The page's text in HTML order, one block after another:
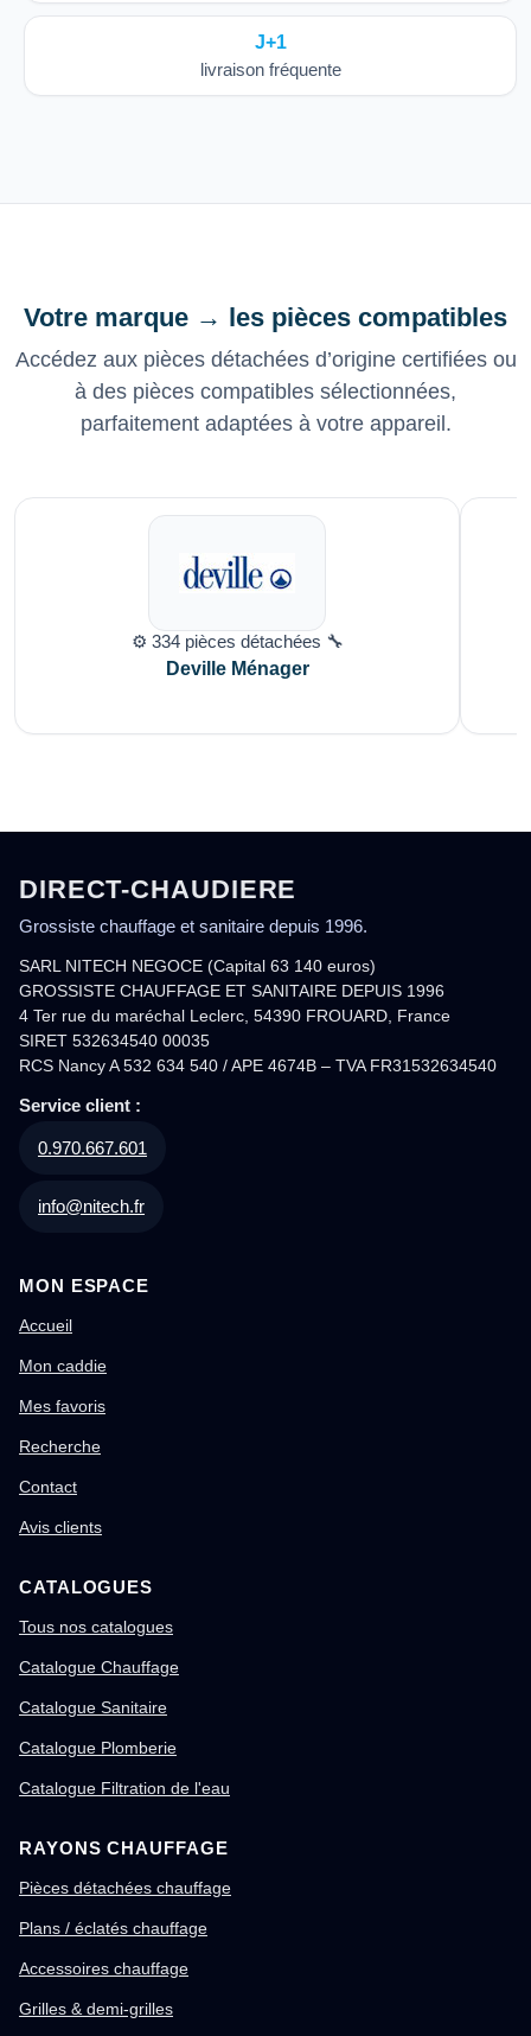
J+1
livraison fréquente
Votre marque → les pièces compatibles
Accédez aux pièces détachées d’origine certifiées ou
à des pièces compatibles sélectionnées,
parfaitement adaptées à votre appareil.
⚙️ 334 pièces détachées 🔧
Deville Ménager
DIRECT-CHAUDIERE
Grossiste chauffage et sanitaire depuis 1996.
SARL NITECH NEGOCE (Capital 63 140 euros)
GROSSISTE CHAUFFAGE ET SANITAIRE DEPUIS 1996
4 Ter rue du maréchal Leclerc, 54390 FROUARD, France
SIRET 532634540 00035
RCS Nancy A 532 634 540 / APE 4674B – TVA FR31532634540
Service client :
0.970.667.601
info@nitech.fr
MON ESPACE
Accueil
Mon caddie
Mes favoris
Recherche
Contact
Avis clients
CATALOGUES
Tous nos catalogues
Catalogue Chauffage
Catalogue Sanitaire
Catalogue Plomberie
Catalogue Filtration de l'eau
RAYONS CHAUFFAGE
Pièces détachées chauffage
Plans / éclatés chauffage
Accessoires chauffage
Grilles & demi-grilles